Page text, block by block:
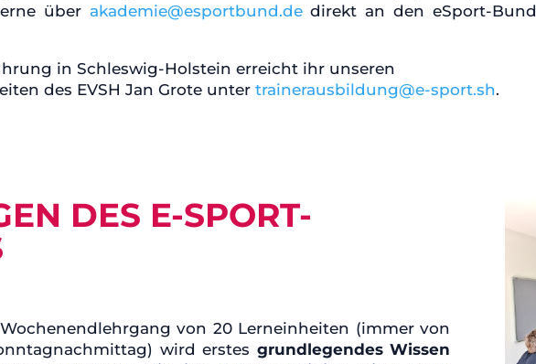
über akademie@esportbund.dedirekt an den eSport-Bund
in Schleswig-Holstein erreicht ihr unseren
des EVSH Jan Grote untertrainerausbildung@e-sport.sh.
DES E-SPORT-
von 20 Lerneinheiten (immer von
wird erstes grundlegendes Wissen